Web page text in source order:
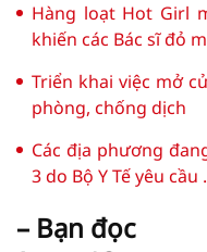
Hàng loạt Hot Girl
khiến các Bác sĩ đỏ
Triển khai việc mở
phòng, chống dịch
Các địa phương
3 do Bộ Y Tế yêu cầu .
– Bạn đọc